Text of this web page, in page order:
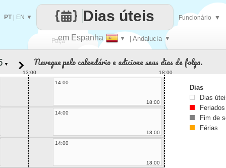
Faça
..em Espanha ▼ | Andalucía ▼
Dias úteis
PT| EN ▼ Funcionário ▼
▼ Navegue pelo calendário e adicione seus dias de folga.
13:00
18:00
14:00
18:00
14:00
18:00
14:00
18:00
Dias
Dias
Feriados
Fim de
Férias